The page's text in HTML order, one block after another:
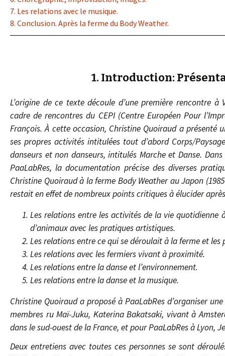
7. Les relations avec le musique.
8. Conclusion. Après la ferme du Body Weather.
1. Introduction:
L’origine de ce texte découle d’une première rencontre
cadre de rencontres du CEPI (Centre Européen Pour
François. À cette occasion, Christine Quoiraud a présenté
ses propres activités intitulées tout d’abord Corps/
danseurs et non danseurs, intitulés Marche et Danse.
PaaLabRes, la documentation précise des diverses
Christine Quoiraud à la ferme Body Weather au Japon
restait en effet de nombreux points critiques à élucider
Les relations entre les activités de la vie quotidienne
d’animaux avec les pratiques artistiques.
Les relations entre ce qui se déroulait à la ferme et les
Les relations avec les fermiers vivant à proximité.
Les relations entre la danse et l’environnement.
Les relations entre la danse et la musique.
Christine Quoiraud a proposé à PaaLabRes d’organiser
membres ru Maï-Juku, Katerina Bakatsaki, vivant à
dans le sud-ouest de la France, et pour PaaLabRes à Lyon,
Deux entretiens avec toutes ces personnes se sont